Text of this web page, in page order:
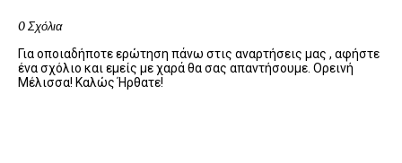
0 Σχόλια
Για οποιαδήποτε ερώτηση πάνω στις αναρτήσεις μας , αφήστε
ένα σχόλιο και εμείς με χαρά θα σας απαντήσουμε. Ορεινή
Μέλισσα! Καλώς Ήρθατε!